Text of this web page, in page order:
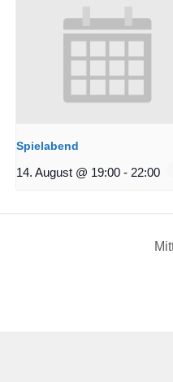
Spielabend
14. August @ 19:00 - 22:00